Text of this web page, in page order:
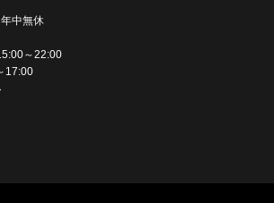
中無休
～22:00